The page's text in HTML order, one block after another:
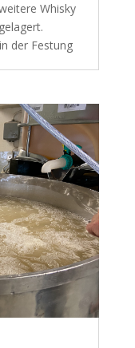
Whisky
der Festung